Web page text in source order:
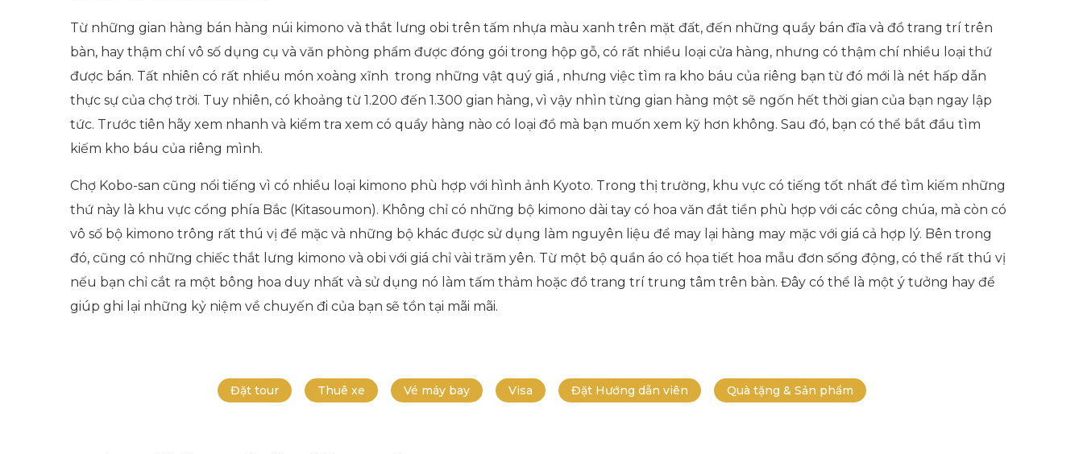
Từ những gian hàng bán hàng núi kimono và thắt lưng obi trên tấm nhựa màu xanh trên mặt đất, đến những quầy bán đĩa và đồ trang trí trên
bàn, hay thậm chí vô số dụng cụ và văn phòng phẩm được đóng gói trong hộp gỗ, có rất nhiều loại cửa hàng, nhưng có thậm chí nhiều loại thứ
được bán. Tất nhiên có rất nhiều món xoàng xĩnh trong những vật quý giá , nhưng việc tìm ra kho báu của riêng bạn từ đó mới là nét hấp dẫn
thực sự của chợ trời. Tuy nhiên, có khoảng từ 1.200 đến 1.300 gian hàng, vì vậy nhìn từng gian hàng một sẽ ngốn hết thời gian của bạn ngay lập
tức. Trước tiên hãy xem nhanh và kiểm tra xem có quầy hàng nào có loại đồ mà bạn muốn xem kỹ hơn không. Sau đó, bạn có thể bắt đầu tìm
kiếm kho báu của riêng mình.
Chợ Kobo-san cũng nổi tiếng vì có nhiều loại kimono phù hợp với hình ảnh Kyoto. Trong thị trường, khu vực có tiếng tốt nhất để tìm kiếm những
thứ này là khu vực cổng phía Bắc (Kitasoumon). Không chỉ có những bộ kimono dài tay có hoa văn đắt tiền phù hợp với các công chúa, mà còn có
vô số bộ kimono trông rất thú vị để mặc và những bộ khác được sử dụng làm nguyên liệu để may lại hàng may mặc với giá cả hợp lý. Bên trong
đó, cũng có những chiếc thắt lưng kimono và obi với giá chỉ vài trăm yên. Từ một bộ quần áo có họa tiết hoa mẫu đơn sống động, có thể rất thú vị
nếu bạn chỉ cắt ra một bông hoa duy nhất và sử dụng nó làm tấm thảm hoặc đồ trang trí trung tâm trên bàn. Đây có thể là một ý tưởng hay để
giúp ghi lại những kỷ niệm về chuyến đi của bạn sẽ tồn tại mãi mãi.
Đặt tour Thuê xe Vé máy bay Visa Đặt Hướng dẫn viên Quà tặng & Sản phẩm